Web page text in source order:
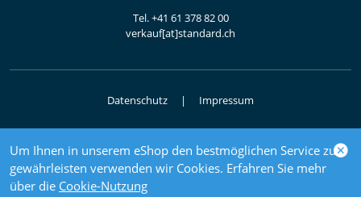
Um Ihnen in unserem eShop den bestmöglichen Service zu
gewährleisten verwenden wir Cookies. Erfahren Sie mehr
über die Cookie-Nutzung
Tel.+41 61 378 82 00
verkauf[at]standard.ch
Datenschutz Impressum
© 2026 Elektrogrosshandel
powered by polynorm